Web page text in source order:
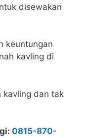
disewakan
keuntungan
kavling di
kavling dan tak
0815-870-